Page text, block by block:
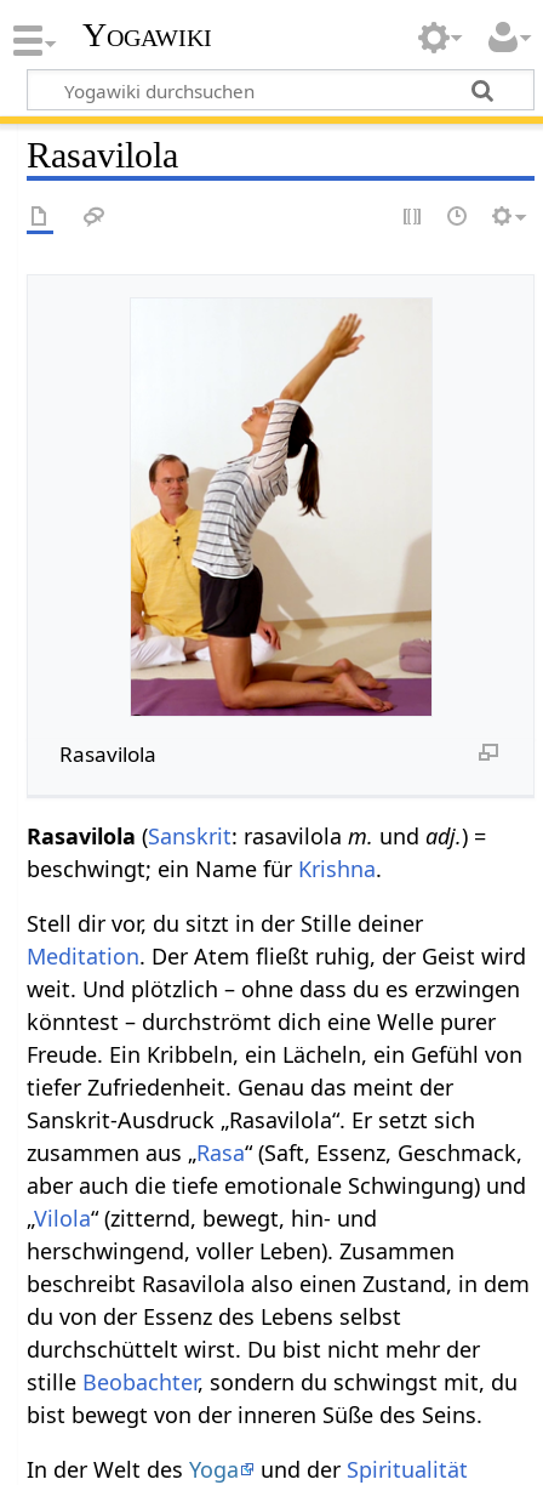
Yogawiki
Rasavilola
Rasavilola
Rasavilola (Sanskrit: rasavilolam. undadj.) =
beschwingt; ein Name für Krishna.
Stell dir vor, du sitzt in der Stille deiner
Meditation. Der Atem fließt ruhig, der Geist wird
weit. Und plötzlich – ohne dass du es erzwingen
könntest – durchströmt dich eine Welle purer
Freude. Ein Kribbeln, ein Lächeln, ein Gefühl von
tiefer Zufriedenheit. Genau das meint der
Sanskrit-Ausdruck „Rasavilola“. Er setzt sich
zusammen aus „Rasa“ (Saft, Essenz, Geschmack,
aber auch die tiefe emotionale Schwingung) und
„Vilola“ (zitternd, bewegt, hin- und
herschwingend, voller Leben). Zusammen
beschreibt Rasavilola also einen Zustand, in dem
du von der Essenz des Lebens selbst
durchschüttelt wirst. Du bist nicht mehr der
stille Beobachter, sondern du schwingst mit, du
bist bewegt von der inneren Süße des Seins.
In der Welt desYoga und der Spiritualität